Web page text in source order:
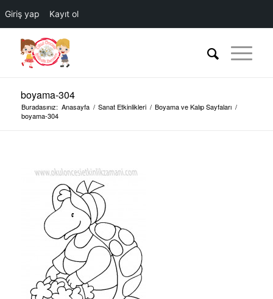
Giriş yap Kayıt ol
boyama-304
Buradasınız: Anasayfa / Sanat Etkinlikleri / Boyama ve Kalıp Sayfaları /
boyama-304